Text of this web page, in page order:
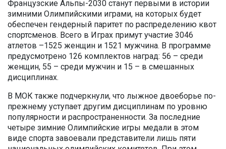
Французские Альпы-2030 станут первыми в истории
зимними Олимпийскими играми, на которых будет
обеспечен гендерный паритет по распределению квот
спортсменов. Всего в Играх примут участие 3046
атлетов –1525 женщин и 1521 мужчина. В программе
предусмотрено 126 комплектов наград: 56 – среди
женщин, 55 – среди мужчин и 15 – в смешанных
дисциплинах.
В МОК также подчеркнули, что лыжное двоеборье по-
прежнему уступает другим дисциплинам по уровню
популярности и распространенности. За последние
четыре зимние Олимпийские игры медали в этом
виде спорта завоевали представители лишь пяти